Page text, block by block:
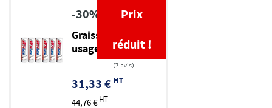
Graisse TP multi-
usage EP 2
31,33 € HT
44,76 €HT
Prix
réduit !
-30%